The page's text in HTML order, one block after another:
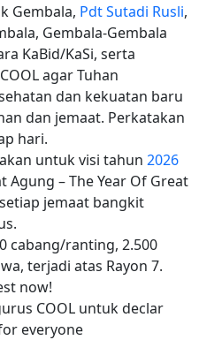
Gembala, Pdt Sutadi Rusli,
Gembala-Gembala
KaBid/KaSi, serta
agar Tuhan
dan kekuatan baru
dan jemaat. Perkatakan
hari.
untuk visi tahun 2026
Agung – The Year Of Great
jemaat bangkit
cabang/ranting, 2.500
terjadi atas Rayon 7.
now!
COOL untuk declar
everyone